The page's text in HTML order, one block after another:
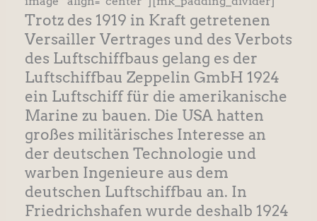
Trotz des 1919 in Kraft getretenen
Versailler Vertrages und des Verbots
des Luftschiffbaus gelang es der
Luftschiffbau Zeppelin GmbH 1924
ein Luftschiff für die amerikanische
Marine zu bauen. Die USA hatten
großes militärisches Interesse an
der deutschen Technologie und
warben Ingenieure aus dem
deutschen Luftschiffbau an. In
Friedrichshafen wurde deshalb 1924